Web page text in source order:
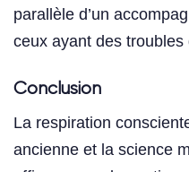
parallèle d’un
ceux ayant des troubles
Conclusion
La respiration
ancienne et la science